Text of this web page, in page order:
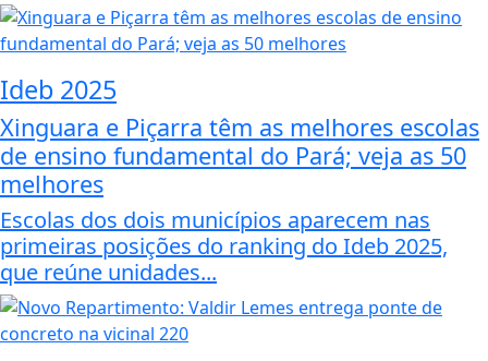
Ideb 2025
Xinguara e Piçarra têm as melhores escolas
de ensino fundamental do Pará; veja as 50
melhores
Escolas dos dois municípios aparecem nas
primeiras posições do ranking do Ideb 2025,
que reúne unidades...